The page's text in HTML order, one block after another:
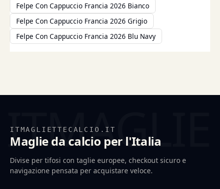
Felpe Con Cappuccio Francia 2026 Bianco
Felpe Con Cappuccio Francia 2026 Grigio
Felpe Con Cappuccio Francia 2026 Blu Navy
ITMAGLIETTECALCIO.IT
Maglie da calcio per l'Italia
Divise per tifosi con taglie europee, checkout sicuro e
navigazione pensata per acquistare veloce.